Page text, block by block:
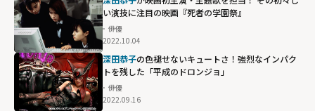
い演技に注目の映画『死者の学園祭』
俳優
2022.10.04
深田恭子の色褪せないキュートさ！強烈なインパク
トを残した「平成のドロンジョ」
俳優
2022.09.16